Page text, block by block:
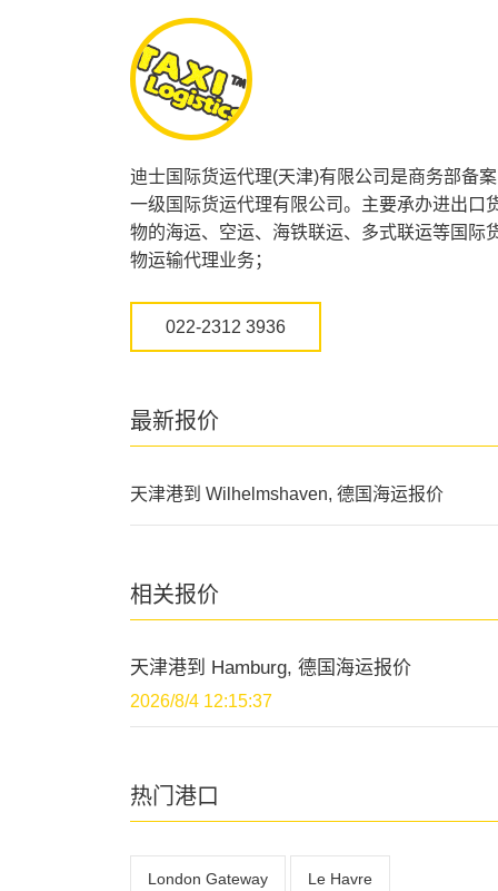
迪士国际货运代理(天津)有限公司是商务部备
一级国际货运代理有限公司。主要承办进出口
物的海运、空运、海铁联运、多式联运等国际
物运输代理业务；
022-2312 3936
最新报价
天津港到 Wilhelmshaven, 德国海运报价
相关报价
天津港到 Hamburg, 德国海运报价
2026/8/4 12:15:37
热门港口
London Gateway Le Havre